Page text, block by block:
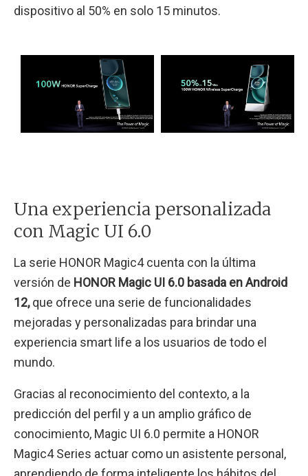
dispositivo al 50% en solo 15 minutos.
Una experiencia personalizada
con Magic UI 6.0
La serie HONOR Magic4 cuenta con la última
versión de HONOR Magic UI 6.0 basada en Android
12,que ofrece una serie de funcionalidades
mejoradas y personalizadas para brindar una
experiencia smart life a los usuarios de todo el
mundo.
Gracias al reconocimiento del contexto, a la
predicción del perfil y a un amplio gráfico de
conocimiento, Magic UI 6.0 permite a HONOR
Magic4 Series actuar como un asistente personal,